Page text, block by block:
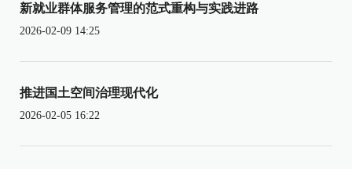
新就业群体服务管理的范式重构与实践进路
2026-02-09 14:25
推进国土空间治理现代化
2026-02-05 16:22